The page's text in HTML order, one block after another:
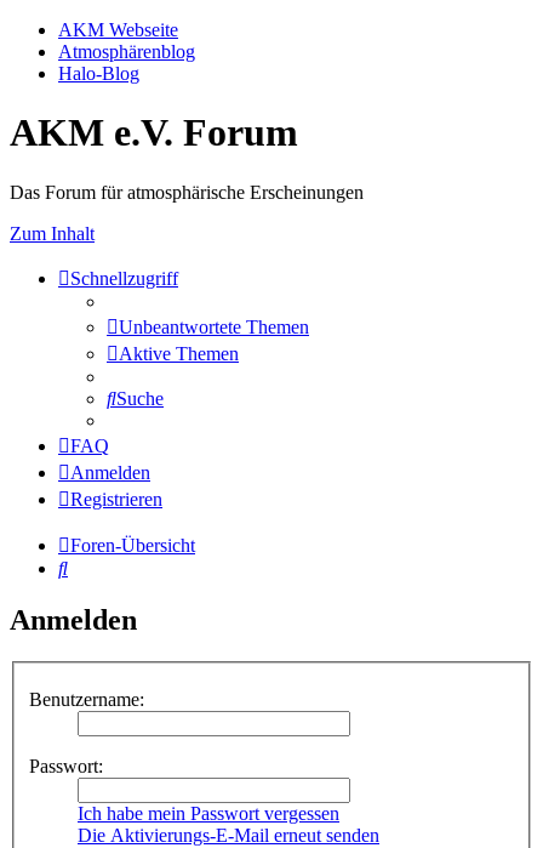
AKM Webseite
Atmosphärenblog
Halo-Blog
AKM e.V. Forum
Das Forum für atmosphärische Erscheinungen
Zum Inhalt
Schnellzugriff
Unbeantwortete Themen
Aktive Themen
Suche
FAQ
Anmelden
Registrieren
Foren-Übersicht
Suche
Anmelden
Benutzername:
Passwort:
Ich habe mein Passwort vergessen
Die Aktivierungs-E-Mail erneut senden